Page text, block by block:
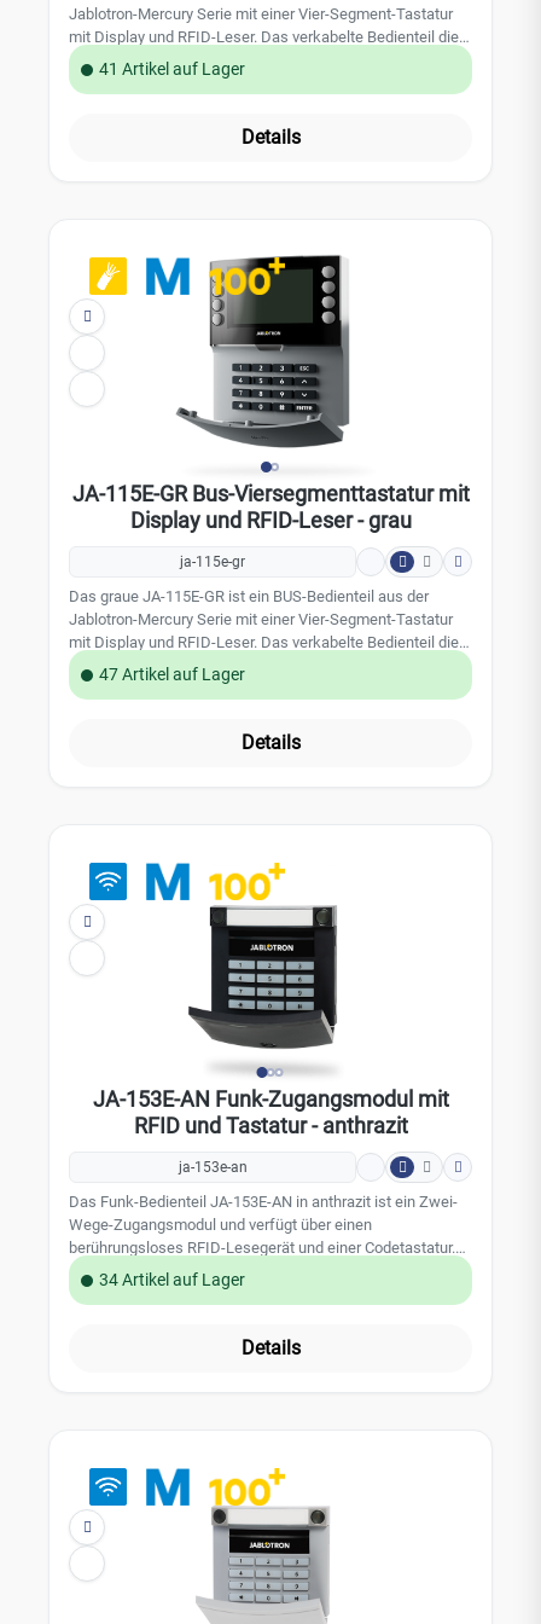
Jablotron-Mercury Serie mit einer Vier-Segment-Tastatur
mit Display und RFID-Leser. Das verkabelte Bedienteil dient
zur Steuerung und Anzeige von Systemstatusanzeigen.
Das Zugangsmodul ist mit vier Segementen ausgestattet;
angezeigt. Kompatibel ist das Bedienteil mit den Zentralen
Zentrale (12V DC) Stromverbrauch im Standby-Modus:
18mA Maximaler Stromverbrauch: 150 mA RFID-Frequenz:
125 kHz Abmessungen: 110 x 136 x 33 mm Gewicht: 285 g
Zertifizierung: Sicherheitsstufe 2 / Umweltklasse II (gemäß
EN 50131-1) Installation: Innenbereich
Betriebstemperaturbereich: -10°C bis +40°C
41 Artikel auf Lager
Details
JA-115E-GR Bus-Viersegmenttastatur mit
Display und RFID-Leser - grau
ja-115e-gr
Das graue JA-115E-GR ist ein BUS-Bedienteil aus der
Jablotron-Mercury Serie mit einer Vier-Segment-Tastatur
mit Display und RFID-Leser. Das verkabelte Bedienteil dient
zur Steuerung und Anzeige von Systemstatusanzeigen.
Das Zugangsmodul ist mit vier Segementen ausgestattet;
angezeigt. Kompatibel ist das Bedienteil mit den Zentralen
Zentrale (12V DC) Stromverbrauch im Standby-Modus:
18mA Maximaler Stromverbrauch: 150 mA RFID-Frequenz:
125 kHz Abmessungen: 110 x 136 x 33 mm Gewicht: 285 g
Zertifizierung: Sicherheitsstufe 2 / Umweltklasse II (gemäß
EN 50131-1) Installation: Innenbereich
Betriebstemperaturbereich: -10°C bis +40°C
47 Artikel auf Lager
Details
JA-153E-AN Funk-Zugangsmodul mit
RFID und Tastatur - anthrazit
ja-153e-an
Das Funk-Bedienteil JA-153E-AN in anthrazit ist ein Zwei-
Wege-Zugangsmodul und verfügt über einen
berührungsloses RFID-Lesegerät und einer Codetastatur.
Diese Bedienteil ist speziell für die Bedienung des
JABLOTRON 100 Alarmsystems konzipiert. Diese
Bedarf mit bis zu 20 Bediensegmenten (JA-192E-AN)
Bediensegmente (JA-192E-AN nachrüstbar)
Energiesparfunktion bei Ausfall der optionalen
Netzversorgung intelligente Aktivierung des
Funkbedienteils inklusive Batterien Farbe: Anthrazit; RAL
7016 Technische Daten: belegt eine Position in dem
JABLOTRON 100 Alarmsystem Stromversorgung: 2
Alkalibatterien AA 1,5 V durchschnittliche
34 Artikel auf Lager
Details